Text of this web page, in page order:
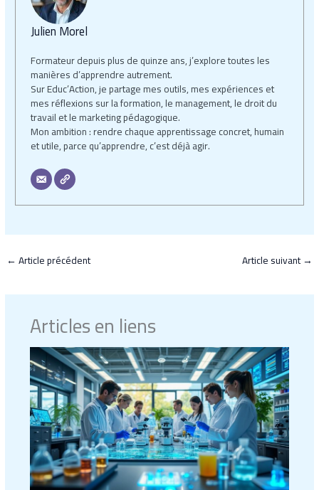
Julien Morel
Formateur depuis plus de quinze ans, j’explore toutes les
manières d’apprendre autrement.
Sur Educ’Action, je partage mes outils, mes expériences et
mes réflexions sur la formation, le management, le droit du
travail et le marketing pédagogique.
Mon ambition : rendre chaque apprentissage concret, humain
et utile, parce qu’apprendre, c’est déjà agir.
←Article précédent Article suivant→
Articles en liens